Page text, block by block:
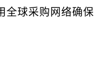
全球采购网络确保